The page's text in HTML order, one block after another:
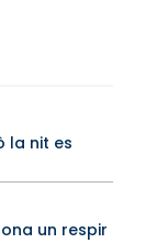
la nit es
un respir